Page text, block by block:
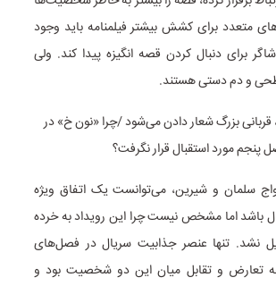
متعدد برای کشش بیشتر فیلمنامه باید وجود
برای دنبال کردن قصه انگیزه پیدا کند. ولی
سلمان و شیرین، می‌توانست یک اتفاق ویژه
باشد اما مشخص نیست چرا این رویداد به خرده
نشد. تنها عنصر جذابیت سریال در فصل‌های
تعارض و تقابل میان این دو شخصیت بود و